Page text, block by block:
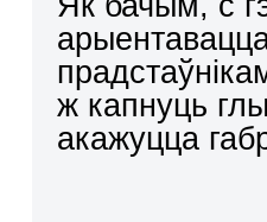
ж капнуць
акажуцца